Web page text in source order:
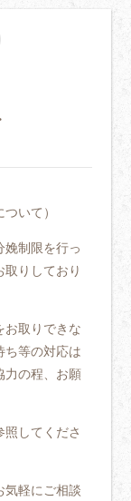
いて）
娩制限を行っ
りしており
お取りできな
ち等の対応は
力の程、お願
照してくださ
気軽にご相談